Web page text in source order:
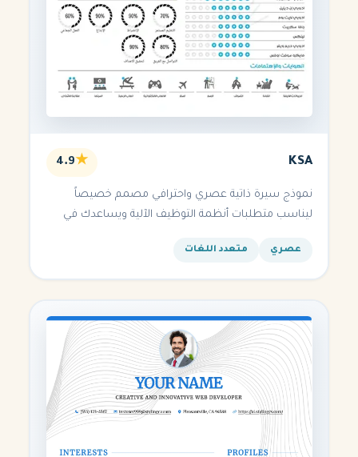
KSA
★
4.9
نموذج سيرة ذاتية عصري واحترافي مصمم خصيصاً
ليناسب متطلبات أنظمة التوظيف الآلية ويساعدك في
عصري متعدد اللغات